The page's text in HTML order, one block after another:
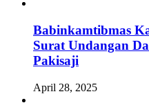
Babinkamtibmas
Surat Undangan
Pakisaji
April 28, 2025